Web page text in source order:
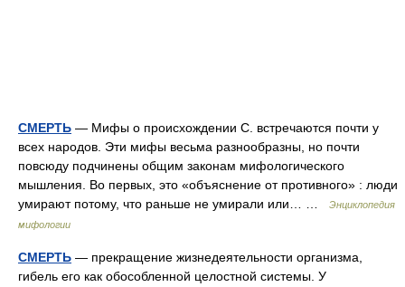
СМЕРТЬ — Мифы о происхождении С. встречаются почти у
всех народов. Эти мифы весьма разнообразны, но почти
повсюду подчинены общим законам мифологического
мышления. Во первых, это «объяснение от противного» : люди
умирают потому, что раньше не умирали или… …
Энциклопедия
мифологии
СМЕРТЬ — прекращение жизнедеятельности организма,
гибель его как обособленной целостной системы. У